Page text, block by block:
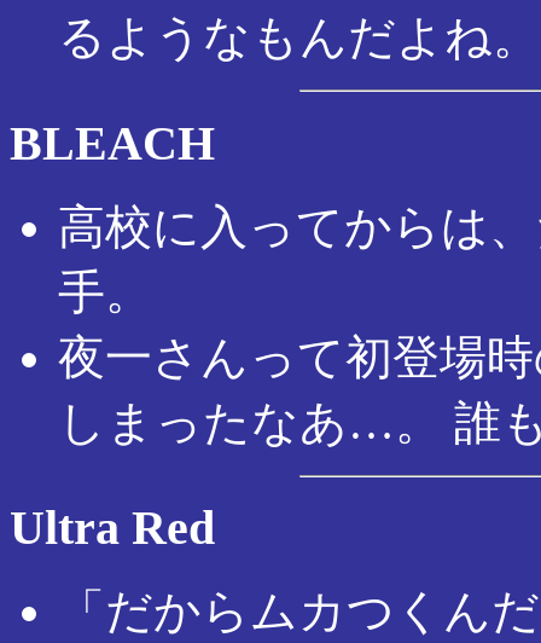
るようなもんだよね。
BLEACH
高校に入ってからは
手。
夜一さんって初登場
しまったなあ…。 誰
Ultra Red
「だからムカつくん